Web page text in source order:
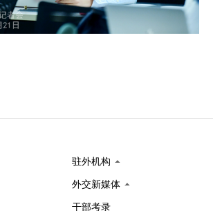
驻外机构
外交新媒体
干部考录